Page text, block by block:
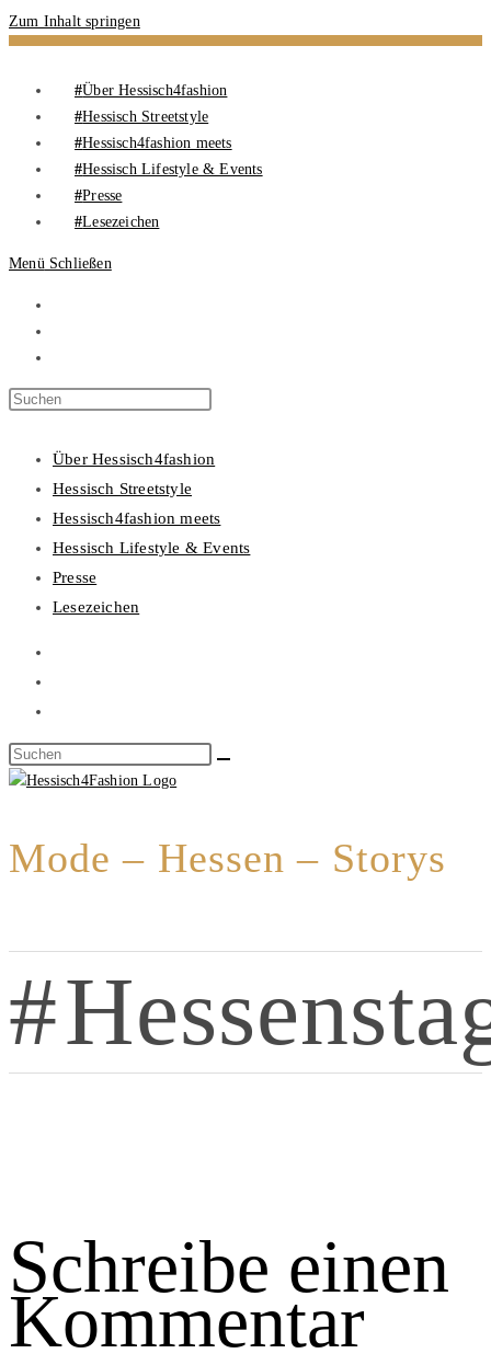
Zum Inhalt springen
Über Hessisch4fashion
Hessisch Streetstyle
Hessisch4fashion meets
Hessisch Lifestyle & Events
Presse
Lesezeichen
Menü Schließen
Über Hessisch4fashion
Hessisch Streetstyle
Hessisch4fashion meets
Hessisch Lifestyle & Events
Presse
Lesezeichen
Mode – Hessen – Storys
Schreibe einen
Kommentar